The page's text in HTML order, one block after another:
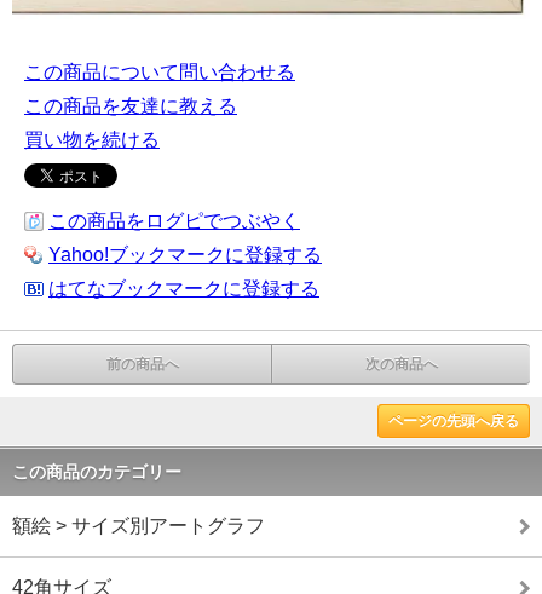
この商品について問い合わせる
この商品を友達に教える
買い物を続ける
この商品をログピでつぶやく
Yahoo!ブックマークに登録する
はてなブックマークに登録する
前の商品へ 次の商品へ
ページの先頭へ戻る
この商品のカテゴリー
額絵 > サイズ別アートグラフ
42角サイズ